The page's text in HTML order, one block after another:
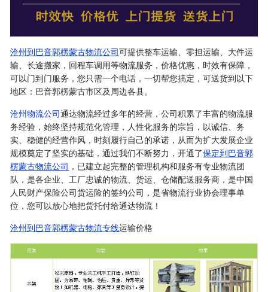
沧州到巴音郭楞蒙古物流公司可提供整车运输、零担运输、大件运
输、长途搬家，回程车调用等物流服务，价格优惠，时效有保障，
可以门到门服务，您只需一个电话，一切帮您搞定，可送货到以下
地区：巴音郭楞蒙古市区及周边各县。
沧州物流公司通达物流经过多年的经营，公司积累了丰富的物流服
务经验，始终坚持规范化管理，人性化服务的宗旨，以诚信、务
实、稳健的经营作风，时刻履行自己的承诺，从而为扩大发展企业
规模奠定了坚实的基础，通过我们不断努力，开通了保定到巴音郭
楞蒙古物流公司 ，已建立起完整的管理机构和服务有专业物流团
队，是各企业、工厂忠诚的物流、货运、仓储配送服务商，是中国
人民财产保险公司货运险的签约公司，是省物流行业协会理事单
位，您可以放心地把货托付给通达物流！
沧州到巴音郭楞蒙古物流专线运输价格